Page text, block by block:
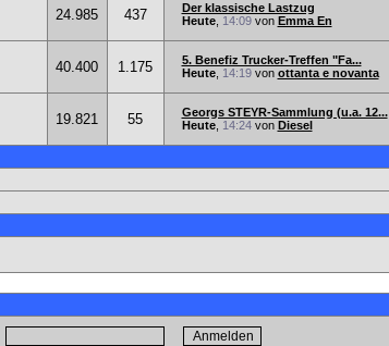
24.985 437
Der klassische Lastzug
Heute, 14:09von Emma En
40.400 1.175
5. Benefiz Trucker-Treffen "Fa...
Heute, 14:19von ottanta e novanta
19.821 55
Georgs STEYR-Sammlung (u.a. 12...
Heute, 14:24von Diesel